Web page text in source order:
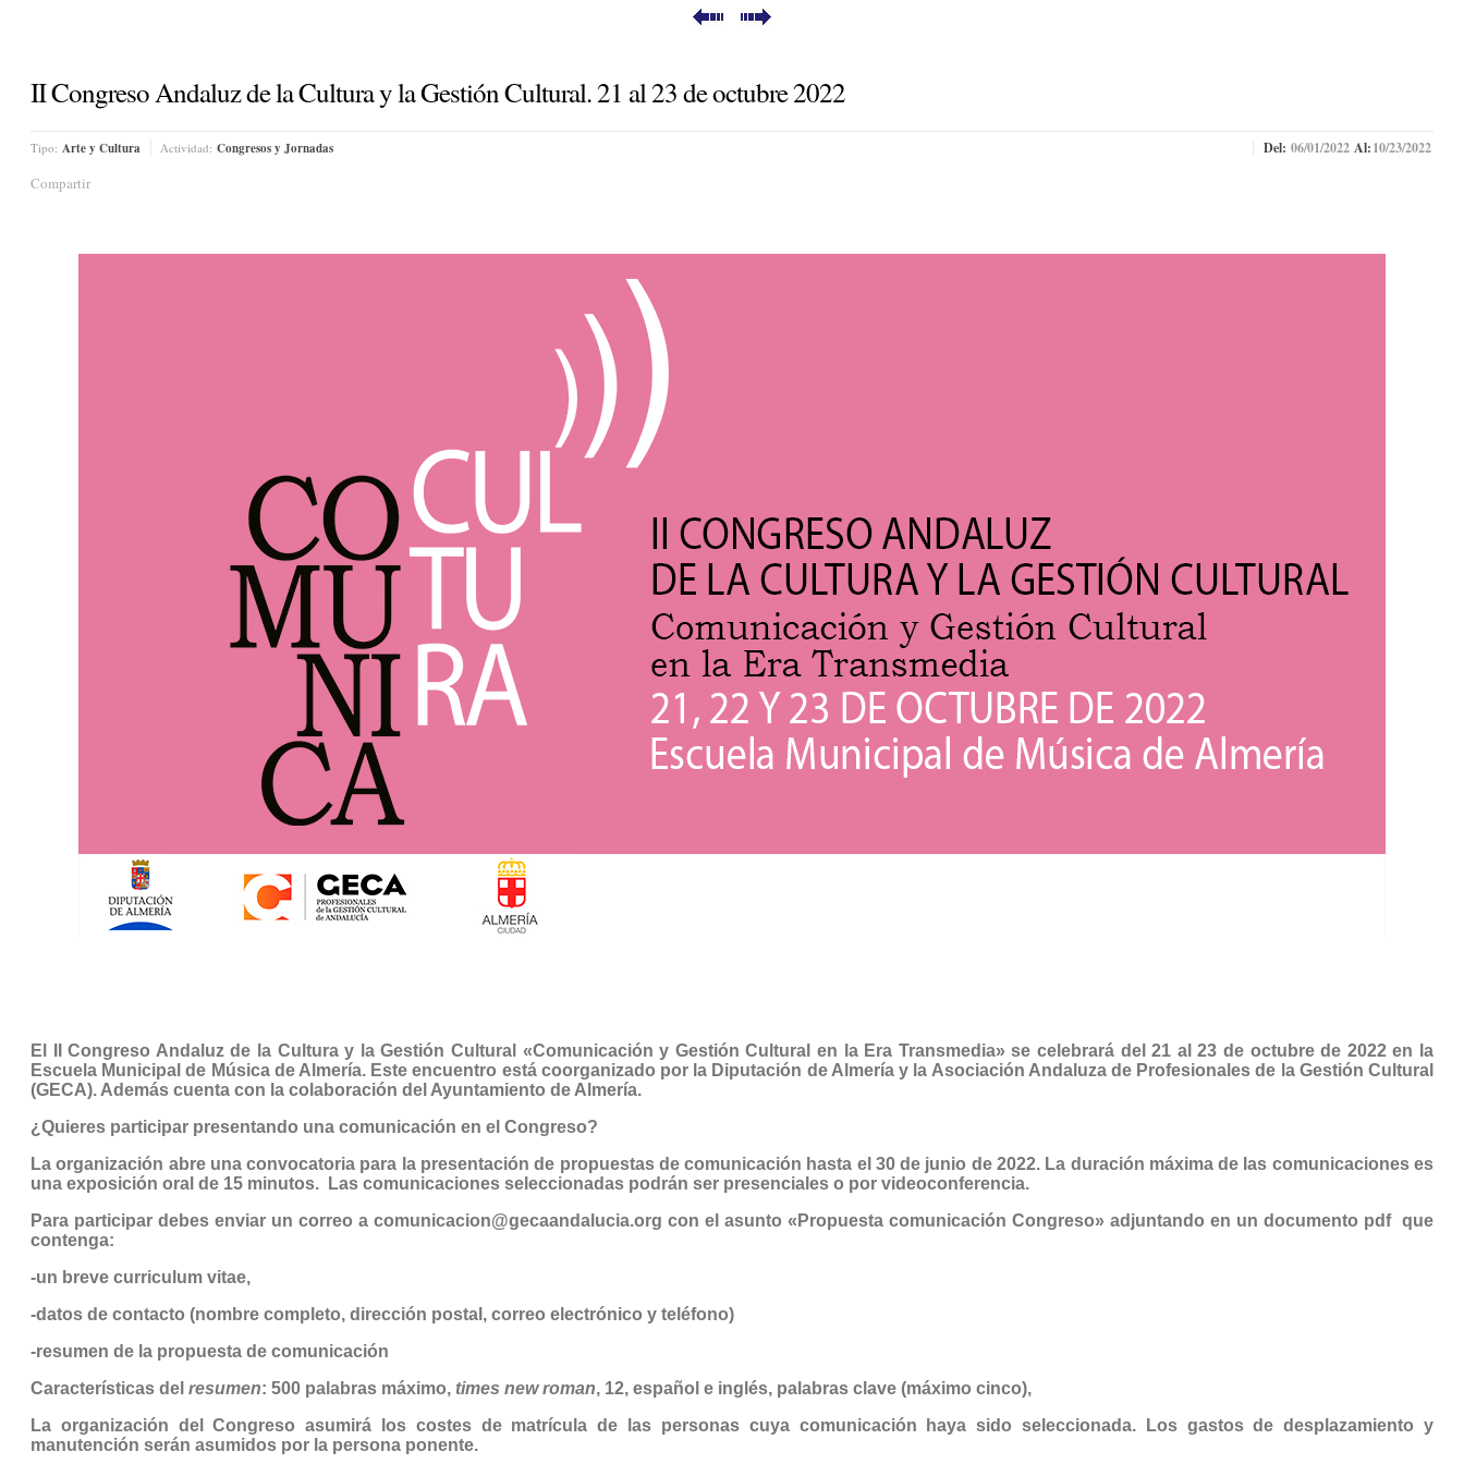
II Congreso Andaluz de la Cultura y la Gestión Cultural. 21 al 23 de octubre 2022
Tipo: Arte y Cultura Actividad: Congresos y Jornadas Del: 06/01/2022 Al:10/23/2022
Compartir
El II Congreso Andaluz de la Cultura y la Gestión Cultural «Comunicación y Gestión Cultural en la Era Transmedia» se celebrará del 21 al 23 de octubre de 2022 en la
Escuela Municipal de Música de Almería. Este encuentro está coorganizado por la Diputación de Almería y la Asociación Andaluza de Profesionales de la Gestión Cultural
(GECA). Además cuenta con la colaboración del Ayuntamiento de Almería.
¿Quieres participar presentando una comunicación en el Congreso?
La organización abre una convocatoria para la presentación de propuestas de comunicación hasta el 30 de junio de 2022. La duración máxima de las comunicaciones es
una exposición oral de 15 minutos. Las comunicaciones seleccionadas podrán ser presenciales o por videoconferencia.
Para participar debes enviar un correo a comunicacion@gecaandalucia.org con el asunto «Propuesta comunicación Congreso» adjuntando en un documento pdf que
contenga:
-un breve curriculum vitae,
-datos de contacto (nombre completo, dirección postal, correo electrónico y teléfono)
-resumen de la propuesta de comunicación
Características del resumen: 500 palabras máximo, times new roman, 12, español e inglés, palabras clave (máximo cinco),
La organización del Congreso asumirá los costes de matrícula de las personas cuya comunicación haya sido seleccionada. Los gastos de desplazamiento y
manutención serán asumidos por la persona ponente.